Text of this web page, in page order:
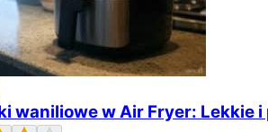
waniliowe w Air Fryer: Lekkie